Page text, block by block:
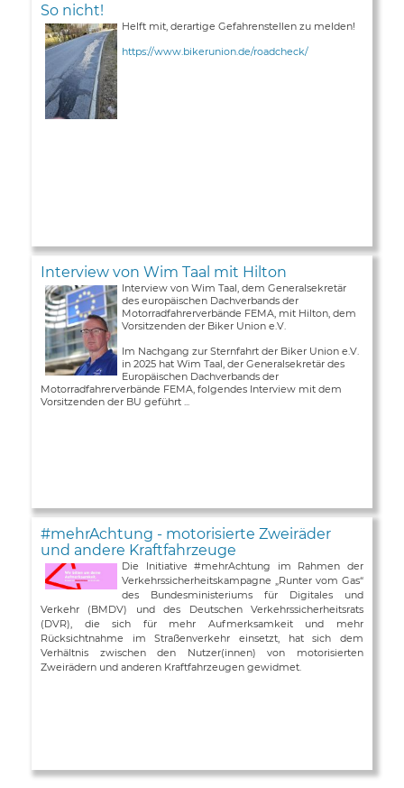
So nicht!
Helft mit, derartige Gefahrenstellen zu melden!
https://www.bikerunion.de/roadcheck/
Interview von Wim Taal mit Hilton
Interview von Wim Taal, dem Generalsekretär
des europäischen Dachverbands der
Motorradfahrerverbände FEMA, mit Hilton, dem
Vorsitzenden der Biker Union e.V.
Im Nachgang zur Sternfahrt der Biker Union e.V.
in 2025 hat Wim Taal, der Generalsekretär des
Europäischen Dachverbands der
Motorradfahrerverbände FEMA, folgendes Interview mit dem
Vorsitzenden der BU geführt ...
#mehrAchtung - motorisierte Zweiräder
und andere Kraftfahrzeuge
Die Initiative #mehrAchtung im Rahmen der
Verkehrssicherheitskampagne „Runter vom Gas“
des Bundesministeriums für Digitales und
Verkehr (BMDV) und des Deutschen Verkehrssicherheitsrats
(DVR), die sich für mehr Aufmerksamkeit und mehr
Rücksichtnahme im Straßenverkehr einsetzt, hat sich dem
Verhältnis zwischen den Nutzer(innen) von motorisierten
Zweirädern und anderen Kraftfahrzeugen gewidmet.